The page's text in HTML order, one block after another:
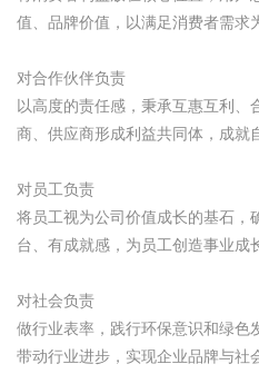
值、品牌价值， 以满足消费者需求
对合作伙伴负责
以高度的责任感，秉承互惠互利、
商、供应商形成利益共同体，成就
对员工负责
将员工视为公司价值成长的基石，
台、有成就感，为员工创造事业成
对社会负责
做行业表率，践行环保意识和绿色
带动行业进步，实现企业品牌与社